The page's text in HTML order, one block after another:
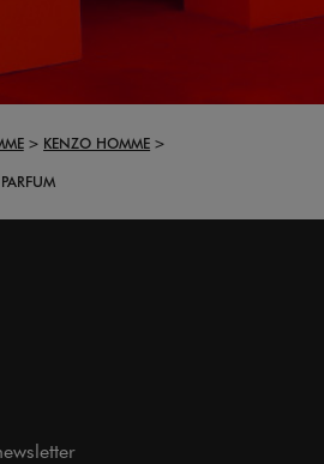
KENZO HOMME